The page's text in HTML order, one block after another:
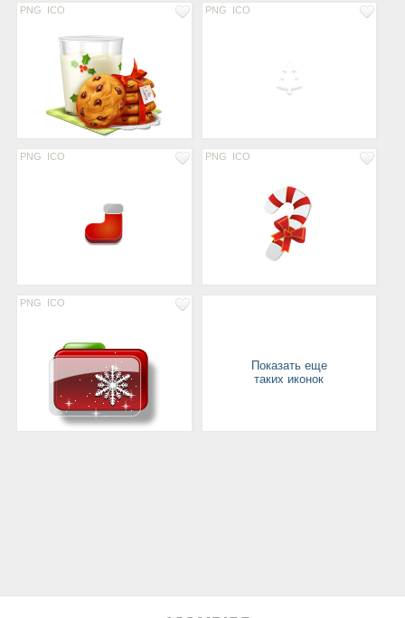
PNG ICO PNG ICO
PNG ICO PNG ICO
PNG ICO
Показать еще
таких иконок